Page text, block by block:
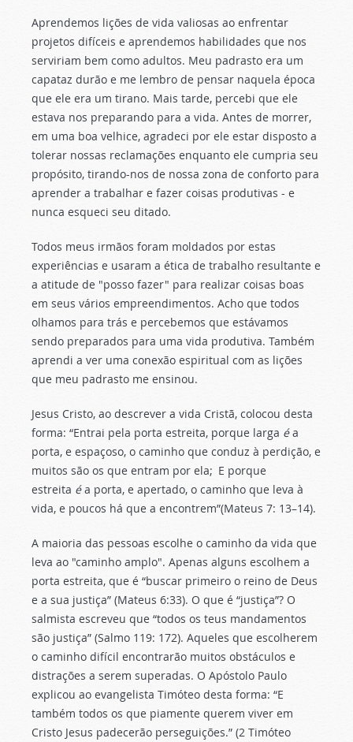
Aprendemos lições de vida valiosas ao enfrentar
projetos difíceis e aprendemos habilidades que nos
serviriam bem como adultos. Meu padrasto era um
capataz durão e me lembro de pensar naquela época
que ele era um tirano. Mais tarde, percebi que ele
estava nos preparando para a vida. Antes de morrer,
em uma boa velhice, agradeci por ele estar disposto a
tolerar nossas reclamações enquanto ele cumpria seu
propósito, tirando-nos de nossa zona de conforto para
aprender a trabalhar e fazer coisas produtivas - e
nunca esqueci seu ditado.
Todos meus irmãos foram moldados por estas
experiências e usaram a ética de trabalho resultante e
a atitude de "posso fazer" para realizar coisas boas
em seus vários empreendimentos. Acho que todos
olhamos para trás e percebemos que estávamos
sendo preparados para uma vida produtiva. Também
aprendi a ver uma conexão espiritual com as lições
que meu padrasto me ensinou.
Jesus Cristo, ao descrever a vida Cristã, colocou desta
forma: “Entrai pela porta estreita, porque larga éa
porta, e espaçoso, o caminho que conduz à perdição, e
muitos são os que entram por ela; E porque
estreita éa porta, e apertado, o caminho que leva à
vida, e poucos há que a encontrem”(Mateus 7: 13–14).
A maioria das pessoas escolhe o caminho da vida que
leva ao "caminho amplo". Apenas alguns escolhem a
porta estreita, que é “buscar primeiro o reino de Deus
e a sua justiça” (Mateus 6:33). O que é “justiça”? O
salmista escreveu que “todos os teus mandamentos
são justiça” (Salmo 119: 172). Aqueles que escolherem
o caminho difícil encontrarão muitos obstáculos e
distrações a serem superadas. O Apóstolo Paulo
explicou ao evangelista Timóteo desta forma: “E
também todos os que piamente querem viver em
Cristo Jesus padecerão perseguições.” (2 Timóteo